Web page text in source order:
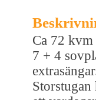
Ca 72 kvm
7 + 4